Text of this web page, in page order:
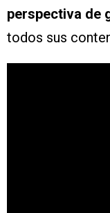
perspectiva de
todos sus